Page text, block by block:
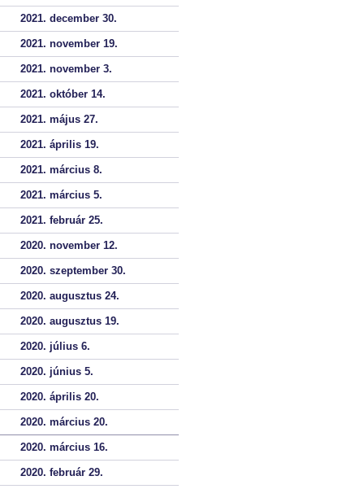
2021. december 30.
2021. november 19.
2021. november 3.
2021. október 14.
2021. május 27.
2021. április 19.
2021. március 8.
2021. március 5.
2021. február 25.
2020. november 12.
2020. szeptember 30.
2020. augusztus 24.
2020. augusztus 19.
2020. július 6.
2020. június 5.
2020. április 20.
2020. március 20.
2020. március 16.
2020. február 29.